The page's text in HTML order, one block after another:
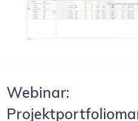
Webinar: